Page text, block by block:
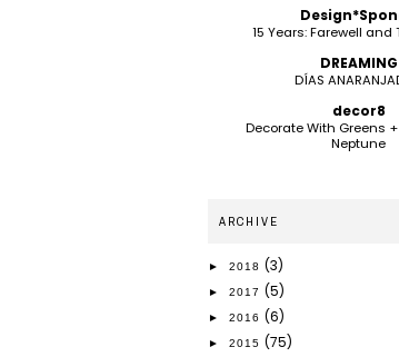
15 Years: Farewell and
DREAMING
DÍAS
decor8
Decorate With Greens
Neptune
ARCHIVE
► 2018 (3)
► 2017 (5)
► 2016 (6)
► 2015 (75)